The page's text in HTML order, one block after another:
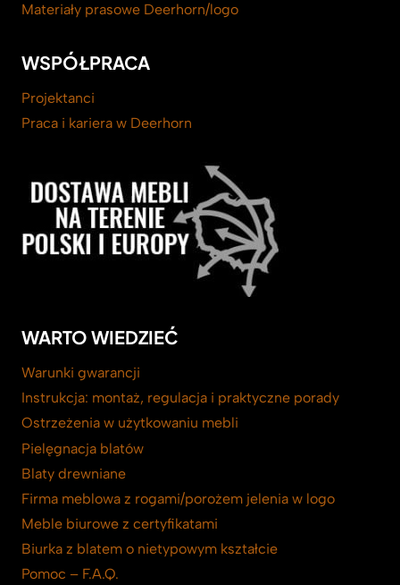
Materiały prasowe Deerhorn/logo
WSPÓŁPRACA
Projektanci
Praca i kariera w Deerhorn
WARTO WIEDZIEĆ
Warunki gwarancji
Instrukcja: montaż, regulacja i praktyczne porady
Ostrzeżenia w użytkowaniu mebli
Pielęgnacja blatów
Blaty drewniane
Firma meblowa z rogami/porożem jelenia w logo
Meble biurowe z certyfikatami
Biurka z blatem o nietypowym kształcie
Pomoc – F.A.Q.